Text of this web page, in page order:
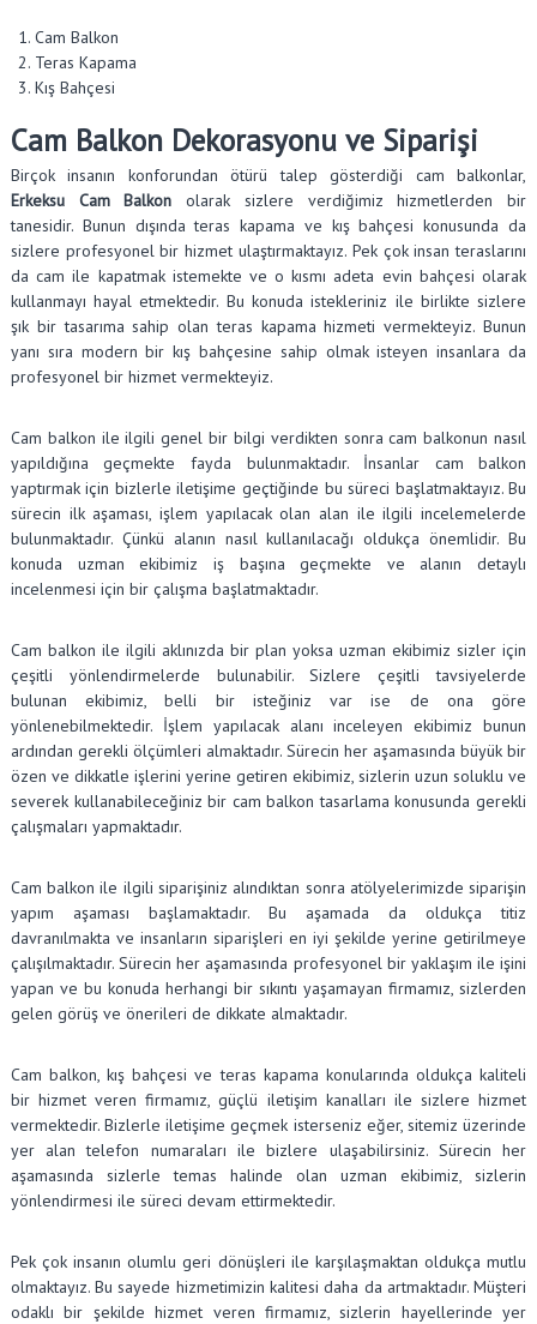
Cam Balkon
Teras Kapama
Kış Bahçesi
Cam Balkon Dekorasyonu ve Siparişi
Birçok insanın konforundan ötürü talep gösterdiği cam balkonlar,
Erkeksu Cam Balkon olarak sizlere verdiğimiz hizmetlerden bir
tanesidir. Bunun dışında teras kapama ve kış bahçesi konusunda da
sizlere profesyonel bir hizmet ulaştırmaktayız. Pek çok insan teraslarını
da cam ile kapatmak istemekte ve o kısmı adeta evin bahçesi olarak
kullanmayı hayal etmektedir. Bu konuda istekleriniz ile birlikte sizlere
şık bir tasarıma sahip olan teras kapama hizmeti vermekteyiz. Bunun
yanı sıra modern bir kış bahçesine sahip olmak isteyen insanlara da
profesyonel bir hizmet vermekteyiz.
Cam balkon ile ilgili genel bir bilgi verdikten sonra cam balkonun nasıl
yapıldığına geçmekte fayda bulunmaktadır. İnsanlar cam balkon
yaptırmak için bizlerle iletişime geçtiğinde bu süreci başlatmaktayız. Bu
sürecin ilk aşaması, işlem yapılacak olan alan ile ilgili incelemelerde
bulunmaktadır. Çünkü alanın nasıl kullanılacağı oldukça önemlidir. Bu
konuda uzman ekibimiz iş başına geçmekte ve alanın detaylı
incelenmesi için bir çalışma başlatmaktadır.
Cam balkon ile ilgili aklınızda bir plan yoksa uzman ekibimiz sizler için
çeşitli yönlendirmelerde bulunabilir. Sizlere çeşitli tavsiyelerde
bulunan ekibimiz, belli bir isteğiniz var ise de ona göre
yönlenebilmektedir. İşlem yapılacak alanı inceleyen ekibimiz bunun
ardından gerekli ölçümleri almaktadır. Sürecin her aşamasında büyük bir
özen ve dikkatle işlerini yerine getiren ekibimiz, sizlerin uzun soluklu ve
severek kullanabileceğiniz bir cam balkon tasarlama konusunda gerekli
çalışmaları yapmaktadır.
Cam balkon ile ilgili siparişiniz alındıktan sonra atölyelerimizde siparişin
yapım aşaması başlamaktadır. Bu aşamada da oldukça titiz
davranılmakta ve insanların siparişleri en iyi şekilde yerine getirilmeye
çalışılmaktadır. Sürecin her aşamasında profesyonel bir yaklaşım ile işini
yapan ve bu konuda herhangi bir sıkıntı yaşamayan firmamız, sizlerden
gelen görüş ve önerileri de dikkate almaktadır.
Cam balkon, kış bahçesi ve teras kapama konularında oldukça kaliteli
bir hizmet veren firmamız, güçlü iletişim kanalları ile sizlere hizmet
vermektedir. Bizlerle iletişime geçmek isterseniz eğer, sitemiz üzerinde
yer alan telefon numaraları ile bizlere ulaşabilirsiniz. Sürecin her
aşamasında sizlerle temas halinde olan uzman ekibimiz, sizlerin
yönlendirmesi ile süreci devam ettirmektedir.
Pek çok insanın olumlu geri dönüşleri ile karşılaşmaktan oldukça mutlu
olmaktayız. Bu sayede hizmetimizin kalitesi daha da artmaktadır. Müşteri
odaklı bir şekilde hizmet veren firmamız, sizlerin hayellerinde yer